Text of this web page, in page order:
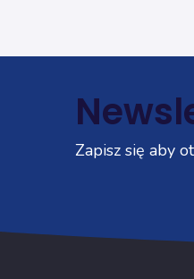
Zapisz się aby